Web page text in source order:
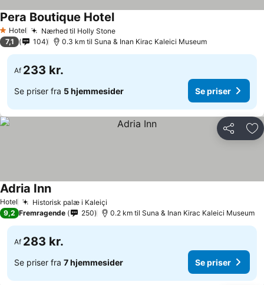
1 Stjerner
Hotel Nærhed til Holly Stone
Pera Boutique Hotel
7,1 104 0.3 km til Suna & Inan Kirac Kaleici Museum
Af 233 kr.
Se priser fra 5 hjemmesider Se priser
Del
Hotel Historisk palæ i Kaleiçi
Adria Inn
9,2 Fremragende 250 0.2 km til Suna & Inan Kirac Kaleici Museum
Af 283 kr.
Se priser fra 7 hjemmesider Se priser